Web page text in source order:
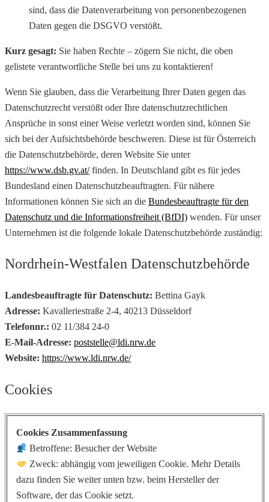
sind, dass die Datenverarbeitung von personenbezogenen
Daten gegen die DSGVO verstößt.
Kurz gesagt: Sie haben Rechte – zögern Sie nicht, die oben
gelistete verantwortliche Stelle bei uns zu kontaktieren!
Wenn Sie glauben, dass die Verarbeitung Ihrer Daten gegen das
Datenschutzrecht verstößt oder Ihre datenschutzrechtlichen
Ansprüche in sonst einer Weise verletzt worden sind, können Sie
sich bei der Aufsichtsbehörde beschweren. Diese ist für Österreich
die Datenschutzbehörde, deren Website Sie unter
https://www.dsb.gv.at/finden. In Deutschland gibt es für jedes
Bundesland einen Datenschutzbeauftragten. Für nähere
Informationen können Sie sich an die Bundesbeauftragte für den
Datenschutz und die Informationsfreiheit (BfDI) wenden. Für unser
Unternehmen ist die folgende lokale Datenschutzbehörde zuständig:
Nordrhein-Westfalen Datenschutzbehörde
Landesbeauftragte für Datenschutz: Bettina Gayk
Adresse: Kavalleriestraße 2-4, 40213 Düsseldorf
Telefonnr.: 02 11/384 24-0
E-Mail-Adresse: poststelle@ldi.nrw.de
Website: https://www.ldi.nrw.de/
Cookies
Cookies Zusammenfassung
Betroffene: Besucher der Website
Zweck: abhängig vom jeweiligen Cookie. Mehr Details
dazu finden Sie weiter unten bzw. beim Hersteller der
Software, der das Cookie setzt.